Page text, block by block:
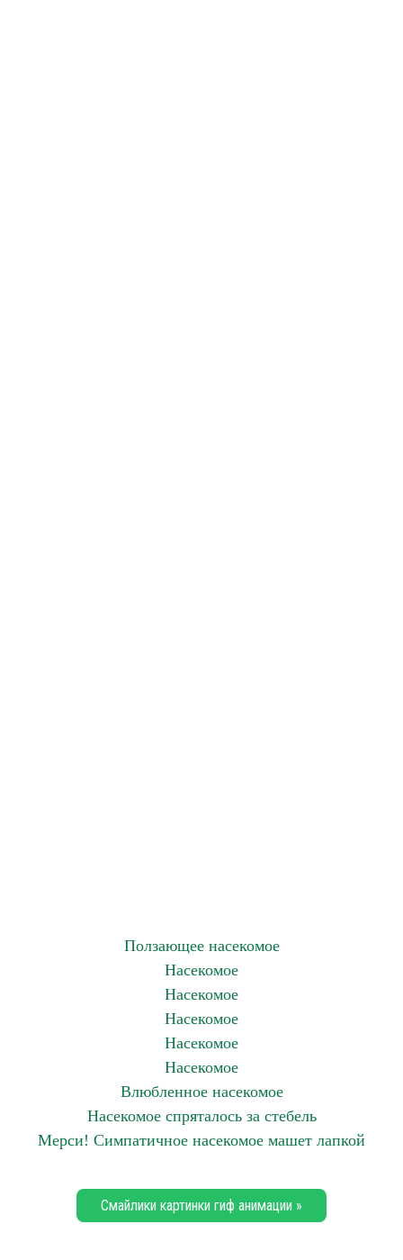
Ползающее насекомое
Насекомое
Насекомое
Насекомое
Насекомое
Насекомое
Влюбленное насекомое
Насекомое спряталось за стебель
Мерси! Симпатичное насекомое машет лапкой
Смайлики картинки гиф анимации »